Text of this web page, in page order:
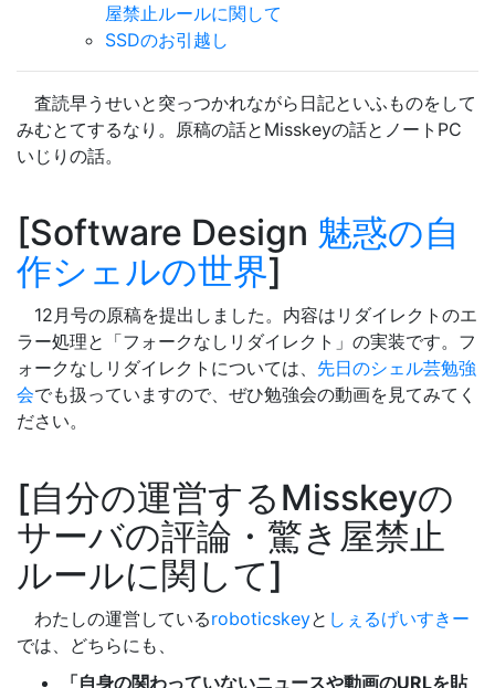
屋禁止ルールに関して
SSDのお引越し
査読早うせいと突っつかれながら日記といふものをして
みむとてするなり。原稿の話とMisskeyの話とノートPC
いじりの話。
Software Design 魅惑の自
作シェルの世界
12月号の原稿を提出しました。内容はリダイレクトのエ
ラー処理と「フォークなしリダイレクト」の実装です。フ
ォークなしリダイレクトについては、 先日のシェル芸勉強
会でも扱っていますので、ぜひ勉強会の動画を見てみてく
ださい。
自分の運営するMisskeyの
サーバの評論・驚き屋禁止
ルールに関して
わたしの運営しているroboticskeyと しぇるげいすきー
では、どちらにも、
「自身の関わっていないニュースや動画のURLを貼